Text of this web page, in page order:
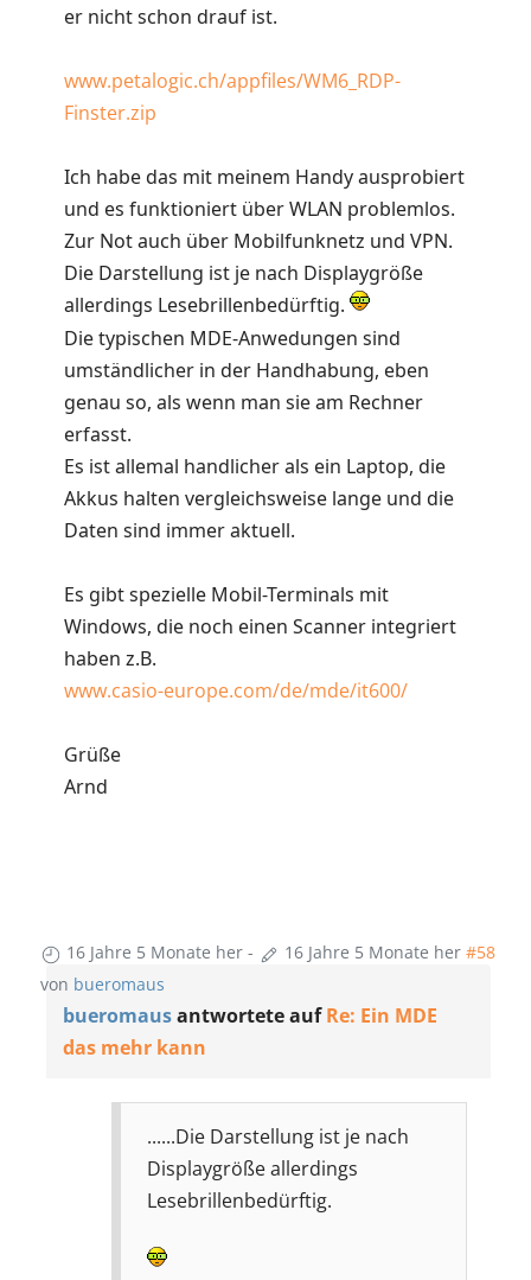
er nicht schon drauf ist.
www.petalogic.ch/appfiles/WM6_RDP-
Finster.zip
Ich habe das mit meinem Handy ausprobiert
und es funktioniert über WLAN problemlos.
Zur Not auch über Mobilfunknetz und VPN.
Die Darstellung ist je nach Displaygröße
allerdings Lesebrillenbedürftig.
Die typischen MDE-Anwedungen sind
umständlicher in der Handhabung, eben
genau so, als wenn man sie am Rechner
erfasst.
Es ist allemal handlicher als ein Laptop, die
Akkus halten vergleichsweise lange und die
Daten sind immer aktuell.
Es gibt spezielle Mobil-Terminals mit
Windows, die noch einen Scanner integriert
haben z.B.
www.casio-europe.com/de/mde/it600/
Grüße
Arnd
16 Jahre 5 Monate her - 16 Jahre 5 Monate her #58
von bueromaus
bueromausantwortete aufRe: Ein MDE
das mehr kann
......Die Darstellung ist je nach
Displaygröße allerdings
Lesebrillenbedürftig.